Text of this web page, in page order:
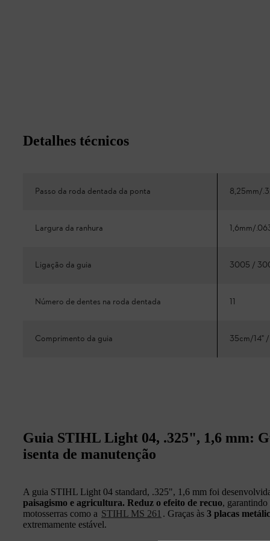
Detalhes técnicos
Passo da roda dentada da ponta 8,25mm/
Largura da ranhura 1,6mm/
Ligação da guia 3005 /
Número de dentes na roda dentada 11
Comprimento da guia 35cm/14"
Guia STIHL Light 04, .325", 1,6 mm:
isenta de manutenção
A guia STIHL Light 04 standard, .325", 1,6 mm foi
paisagismo e agricultura. Reduz o efeito de recuo,
motosserras como a STIHL MS 261 . Graças às 3 placas
extremamente estável.